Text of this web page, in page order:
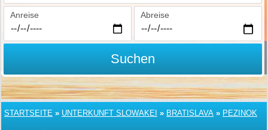
Anreise Abreise
Suchen
STARTSEITE » UNTERKUNFT SLOWAKEI » BRATISLAVA » PEZINOK